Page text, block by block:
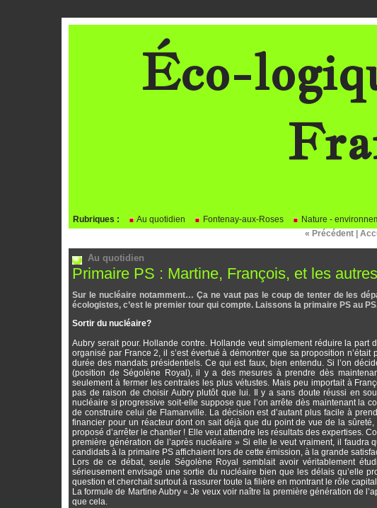
Éco-
Rubriques : Au quotidien Fontenay-aux-Roses Nature -
« Précédent
Au quotidien
Primaire PS : Martine, François, et les
Sur le nucléaire notamment… Ça ne vaut pas le coup de tenter de les
écologistes, c’est le premier tour qui compte. Laissons la primaire PS au
Sortir du nucléaire?
Aubry serait pour. Hollande contre. Hollande veut simplement réduire la
organisé par France 2, il s’est évertué à démontrer que sa proposition
durée des mandats présidentiels. Ce qui est faux, bien entendu. Si l’on
(position de Ségolène Royal), il y a des mesures à prendre dès
seulement à fermer les centrales les plus vétustes. Mais peu importait à
pas de raison de choisir Aubry plutôt que lui. Il y a sans doute réussi en
nucléaire si progressive soit-elle suppose que l’on arrête dès maintenant la
de construire celui de Flamanville. La décision est d’autant plus facile à
financier pour un réacteur dont on sait déjà que du point de vue de la
proposé d’arrêter le chantier ! Elle veut attendre les résultats des expertises.
première génération de l’après nucléaire » Si elle le veut vraiment, il
candidats à la primaire PS affichaient lors de cette émission, à la grande
Lors de ce débat, seule Ségolène Royal semblait avoir véritablement
sérieusement envisagé une sortie du nucléaire bien que les délais qu’elle
question et cherchait surtout à rassurer toute la filière en montrant le rôle
La formule de Martine Aubry « Je veux voir naître la première génération de
que cela.